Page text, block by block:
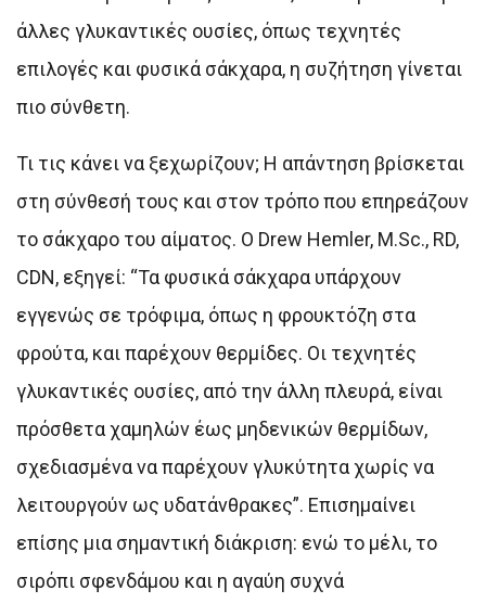
άλλες γλυκαντικές ουσίες, όπως τεχνητές
επιλογές και φυσικά σάκχαρα, η συζήτηση γίνεται
πιο σύνθετη.
Τι τις κάνει να ξεχωρίζουν; Η απάντηση βρίσκεται
στη σύνθεσή τους και στον τρόπο που επηρεάζουν
το σάκχαρο του αίματος. Ο Drew Hemler, M.Sc., RD,
CDN, εξηγεί: “Τα φυσικά σάκχαρα υπάρχουν
εγγενώς σε τρόφιμα, όπως η φρουκτόζη στα
φρούτα, και παρέχουν θερμίδες. Οι τεχνητές
γλυκαντικές ουσίες, από την άλλη πλευρά, είναι
πρόσθετα χαμηλών έως μηδενικών θερμίδων,
σχεδιασμένα να παρέχουν γλυκύτητα χωρίς να
λειτουργούν ως υδατάνθρακες”. Επισημαίνει
επίσης μια σημαντική διάκριση: ενώ το μέλι, το
σιρόπι σφενδάμου και η αγαύη συχνά